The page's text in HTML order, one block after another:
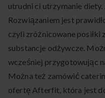
utrudni ci utrzymanie diety.
Rozwiązaniem jest
czyli zróżnicowane posiłki
substancje odżywcze.
wcześniej przygotowując
Można też zamówić
ofertę Afterfit, która jest